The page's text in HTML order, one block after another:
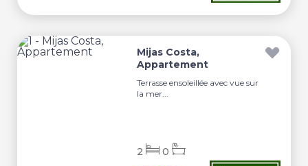
Mijas Costa,
Appartement
Terrasse ensoleillée avec vue sur
la mer...
2 0